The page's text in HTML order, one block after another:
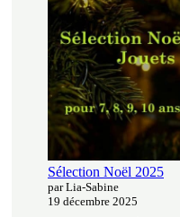
Sélection Noël 2025
par Lia-Sabine
19 décembre 2025